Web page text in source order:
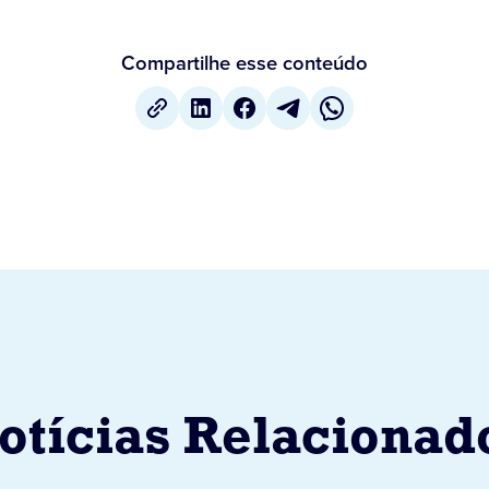
Compartilhe esse conteúdo